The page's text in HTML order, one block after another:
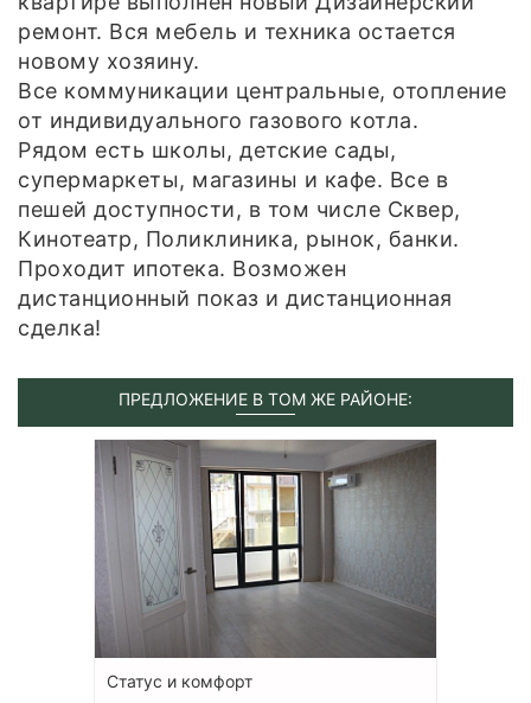
ремонт. Вся мебель и техника остается
новому хозяину.
Все коммуникации центральные, отопление
от индивидуального газового котла.
Рядом есть школы, детские сады,
супермаркеты, магазины и кафе. Все в
пешей доступности, в том числе Сквер,
Кинотеатр, Поликлиника, рынок, банки.
Проходит ипотека. Возможен
дистанционный показ и дистанционная
сделка!
ПРЕДЛОЖЕНИЕ В ТОМ ЖЕ РАЙОНЕ:
Статус и комфорт